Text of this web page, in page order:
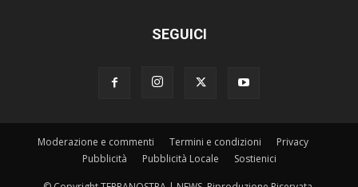
SEGUICI
Moderazione e commenti Termini e condizioni
Privacy
Pubblicità
Pubblicità Locale Sostienici